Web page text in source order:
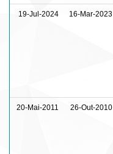
19-Jul-2024 16-Mar-2023
20-Mai-2011 26-Out-2010